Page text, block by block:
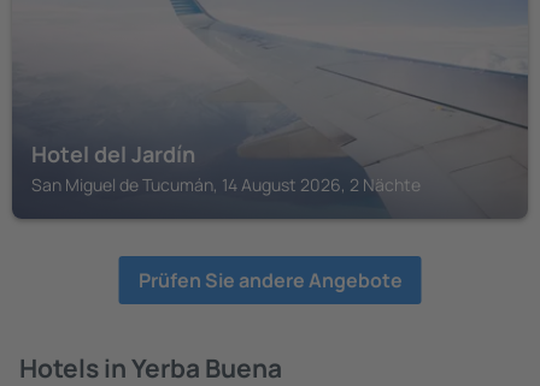
Hotel del Jardín
San Miguel de Tucumán, 14 August 2026, 2 Nächte
Prüfen Sie andere Angebote
Hotels in Yerba Buena